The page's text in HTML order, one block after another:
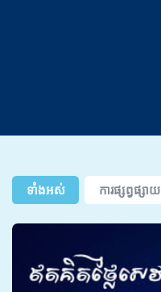
ទាំងអស់ ការផ្សព្វផ្សាយ